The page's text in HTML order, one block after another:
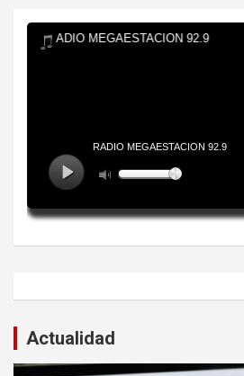
Actualidad